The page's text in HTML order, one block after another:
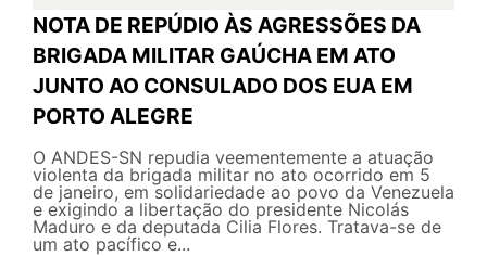
NOTA DE REPÚDIO ÀS AGRESSÕES DA
BRIGADA MILITAR GAÚCHA EM ATO
JUNTO AO CONSULADO DOS EUA EM
PORTO ALEGRE
O ANDES-SN repudia veementemente a atuação
violenta da brigada militar no ato ocorrido em 5
de janeiro, em solidariedade ao povo da Venezuela
e exigindo a libertação do presidente Nicolás
Maduro e da deputada Cilia Flores. Tratava-se de
um ato pacífico e...